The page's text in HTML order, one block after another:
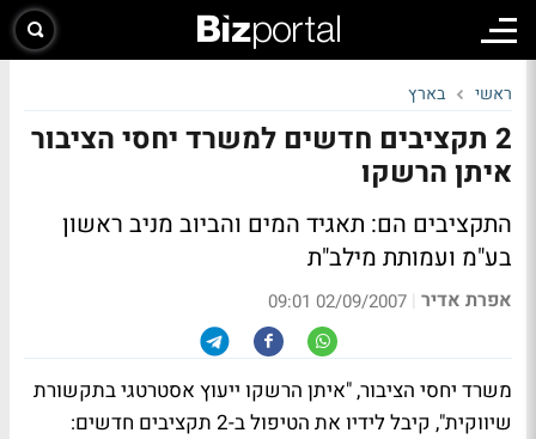
ראשי בארץ
2 תקציבים חדשים למשרד יחסי הציבור
איתן הרשקו
התקציבים הם: תאגיד המים והביוב מניב ראשון
בע"מ ועמותת מילב"ת
אפרת אדיר |
02/09/2007 09:01
משרד יחסי הציבור, "איתן הרשקו ייעוץ אסטרטגי בתקשורת
שיווקית", קיבל לידיו את הטיפול ב-2 תקציבים חדשים: